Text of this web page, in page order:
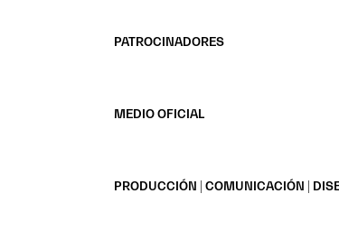
PATROCINADORES
MEDIO OFICIAL
PRODUCCIÓN | COMUNICACIÓN |